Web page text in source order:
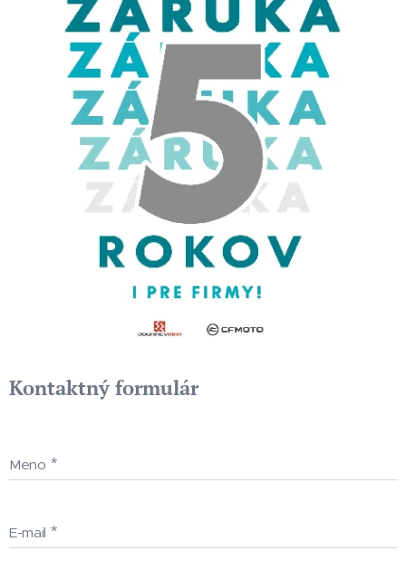
Kontaktný formulár
Meno
E-mail